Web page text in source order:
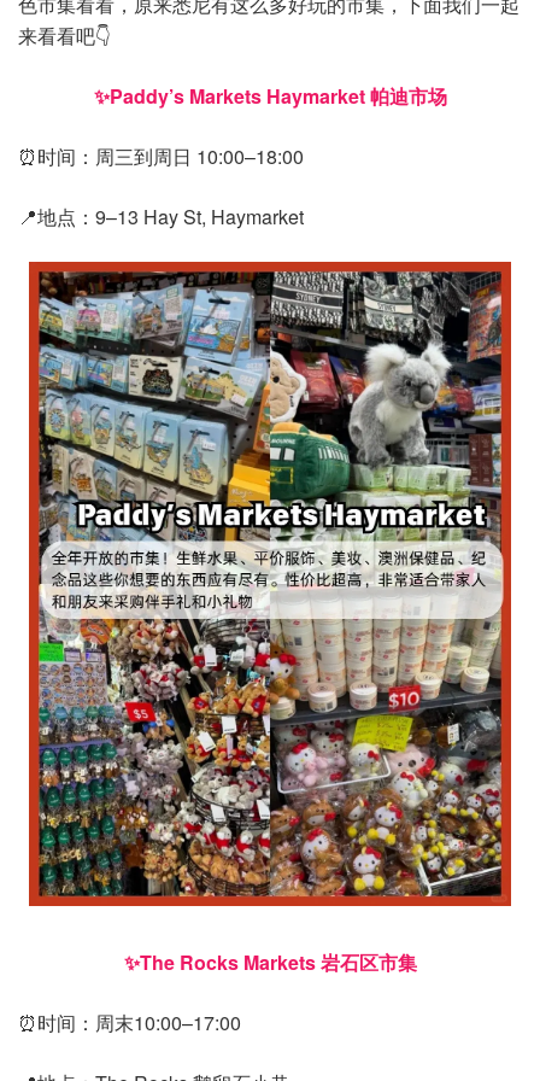
来看看吧👇
✨Paddy’s Markets Haymarket 帕迪市场
⏰时间：周三到周日 10:00–18:00
📍地点：9–13 Hay St, Haymarket
✨The Rocks Markets 岩石区市集
⏰时间：周末10:00–17:00